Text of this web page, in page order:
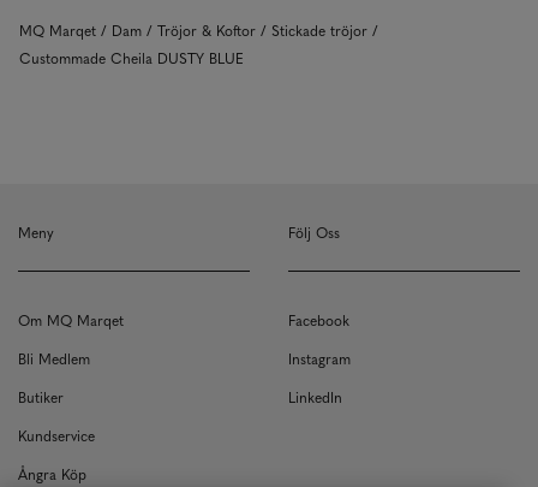
MQ Marqet Dam Tröjor & Koftor
Stickade tröjor
Custommade Cheila DUSTY BLUE
Meny
Om MQ Marqet
Bli Medlem
Butiker
Kundservice
Ångra Köp
Följ Oss
Facebook
Instagram
LinkedIn